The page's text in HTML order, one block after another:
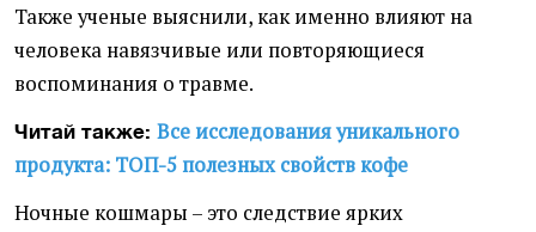
Также ученые выяснили, как именно влияют на
человека навязчивые или повторяющиеся
воспоминания о травме.
Читай также: Все исследования уникального
продукта: ТОП-5 полезных свойств кофе
Ночные кошмары – это следствие ярких